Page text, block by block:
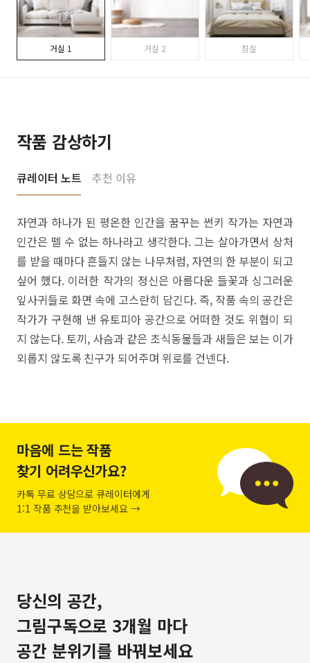
거실 1 거실 2 침실
작품 감상하기
큐레이터 노트 추천 이유
자연과 하나가 된 평온한 인간을 꿈꾸는 썬키 작가는 자연과
인간은 뗄 수 없는 하나라고 생각한다. 그는 살아가면서 상처
를 받을 때마다 흔들지 않는 나무처럼, 자연의 한 부분이 되고
싶어 했다. 이러한 작가의 정신은 아름다운 들꽃과 싱그러운
잎사귀들로 화면 속에 고스란히 담긴다. 즉, 작품 속의 공간은
작가가 구현해 낸 유토피아 공간으로 어떠한 것도 위협이 되
지 않는다. 토끼, 사슴과 같은 초식동물들과 새들은 보는 이가
외롭지 않도록 친구가 되어주며 위로를 건넨다.
마음에 드는 작품
찾기 어려우신가요?
카톡 무료 상담으로 큐레이터에게
1:1 작품 추천을 받아보세요 →
당신의 공간,
그림구독으로 3개월 마다
공간 분위기를 바꿔보세요